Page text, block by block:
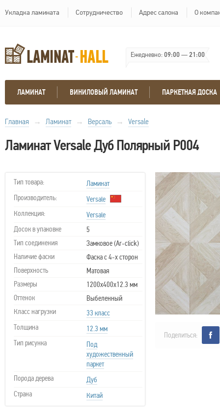
Укладка ламината Сотрудничество Адрес салона О
Ежедневно:09:00—21:00
ЛАМИНАТ ВИНИЛОВЫЙ ЛАМИНАТ ПАРКЕТНАЯ ДОСКА
Главная → Ламинат → Версаль → Versale
Ламинат Versale Дуб Полярный P004
Тип товара:
Ламинат
Производитель:
Versale
Коллекция:
Versale
Досок в упаковке
5
Тип соединения
Замковое (Ar-click)
Наличие фаски
Фаска с 4-х сторон
Поверхность
Матовая
Размеры
1200х400х12.3 мм
Оттенок
Выбеленный
Класс нагрузки
33 класс
Толщина
12.3 мм
Тип рисунка
Под
художественный
паркет
Порода дерева
Дуб
Страна
Китай
Поделиться: